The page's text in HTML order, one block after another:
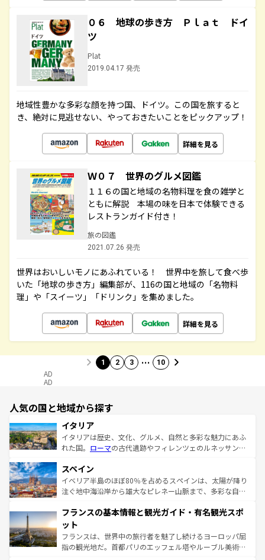
０６ 地球の歩き方 Ｐｌａｔ ドイ
ツ
Plat
2019.04.17 発売
地域性豊かな多彩な顔を持つ国、ドイツ。この国を旅すると
き、絶対に見逃せない、やっておきたいことをピックアップ！
詳細を見る
Ｗ０７ 世界のグルメ図鑑
１１６の国と地域の名物料理を食の雑学と
ともに解説 本場の味を日本で体験できる
レストランガイド付き！
旅の図鑑
2021.07.26 発売
世界はおいしいモノにあふれている！ 世界中を旅して食べ歩
いた「地球の歩き方」編集部が、116の国と地域の「名物料
理」や「スイーツ」「ドリンク」を集めました。
詳細を見る
1 2 3 … 10
AD
AD
人気の国と地域から探す
イタリア
イタリアは歴史、文化、グルメ、自然と多彩な魅力にあふ
れた国。 ローマの古代遺跡やフィレンツェのルネッサンス
ろん、トスカーナの美しい田園風景やアマルフィ海岸の絶
景など、自然景観も見逃せない。観光の合間には、本場の
ピザやパスタなど、絶品のイタリア料理を堪能することも
ませてくれるイタリアで、忘れられない旅をしてみよう！
なお、新着のイタリア情報は
しい。
スペイン
イベリア半島のほぼ80％を占めるスペインは、太陽が降り
注ぐ地中海沿岸から雄大なピレネー山脈まで、多彩な自然
文化が根付くこの国では、情熱的なフラメンコ、熱気あふ
れる闘牛、そして美味しいタパスが生活の一部となってい
る。首都マドリードの洗練された雰囲気や、バルセロナの
アートに溢れた街角から、地方では古代ローマ遺跡や中世
フランスの基本情報と観光ガイド・有名観光スポ
ット
フランスは、世界中の旅行者を魅了し続けるヨーロッパ屈
指の観光地だ。首都パリのエッフェル塔やルーブル美術館